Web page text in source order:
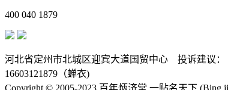
400 040 1879
河北省定州市北城区迎宾大道国贸中心 投诉建议：
16603121879（蝉衣)